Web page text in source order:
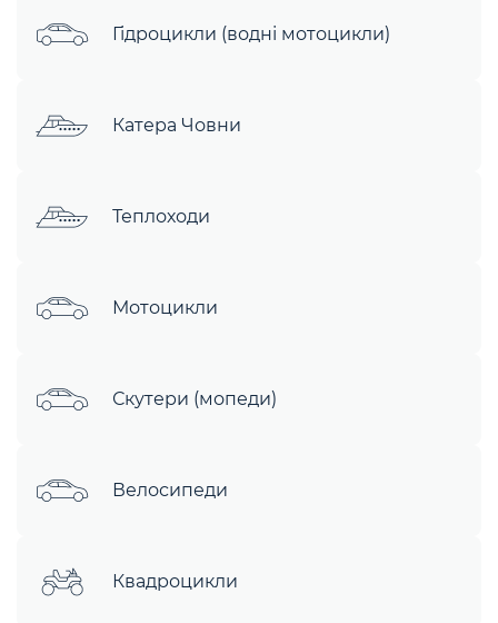
Гідроцикли (водні мотоцикли)
Катера Човни
Теплоходи
Мотоцикли
Скутери (мопеди)
Велосипеди
Квадроцикли